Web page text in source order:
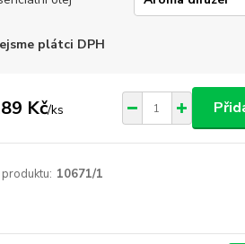
plátci DPH
Kč/ks
10671/1